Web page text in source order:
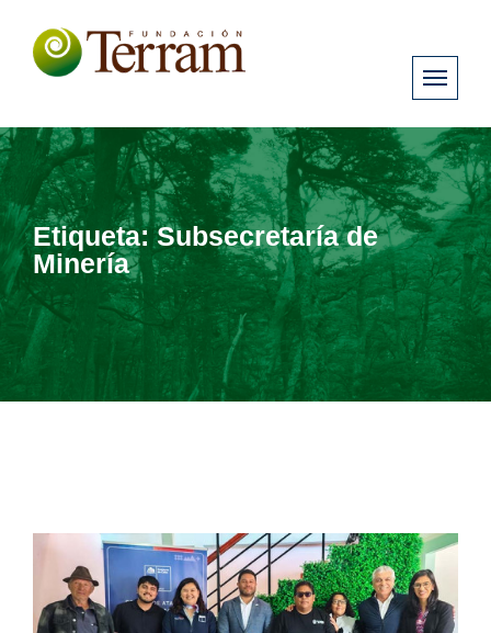
Etiqueta:Subsecretaría de
Minería